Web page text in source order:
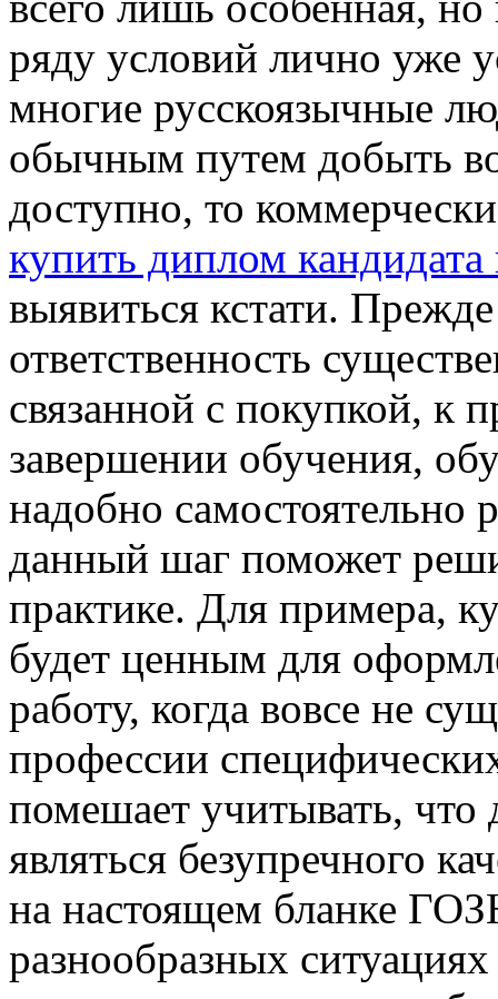
ряду условий лично уже
многие русскоязычные
обычным путем добыть
доступно, то
купить диплом кандидата
выявиться кстати.
ответственность
связанной с покупкой, к
завершении обучения,
надобно самостоятельно
данный шаг поможет
практике. Для примера,
будет ценным для
работу, когда вовсе не
профессии
помешает учитывать,
являться безупречного
на настоящем бланке
разнообразных